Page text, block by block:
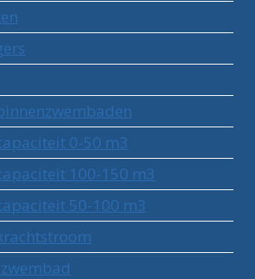
0-50 m3
100-150 m3
50-100 m3